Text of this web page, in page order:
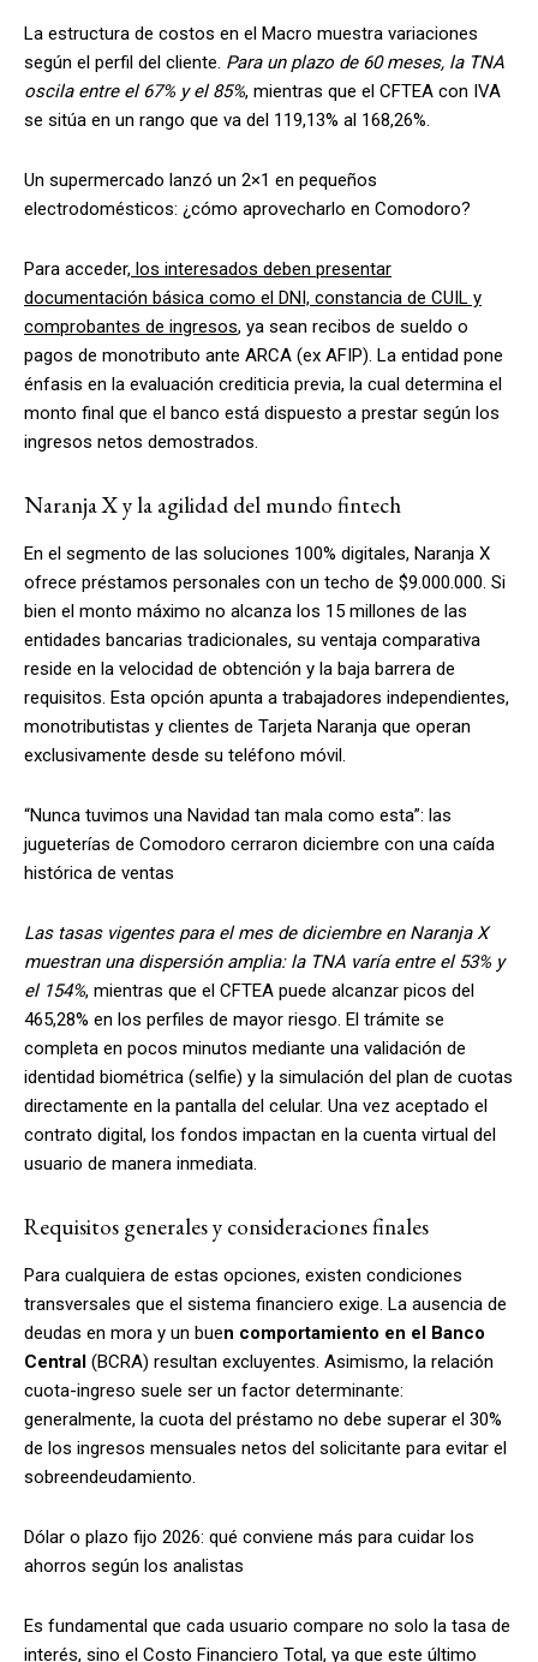
La estructura de costos en el Macro muestra variaciones
según el perfil del cliente. Para un plazo de 60 meses, la TNA
oscila entre el 67% y el 85%, mientras que el CFTEA con IVA
se sitúa en un rango que va del 119,13% al 168,26%.
Un supermercado lanzó un 2×1 en pequeños
electrodomésticos: ¿cómo aprovecharlo en Comodoro?
Para acceder, los interesados deben presentar
documentación básica como el DNI, constancia de CUIL y
comprobantes de ingresos, ya sean recibos de sueldo o
pagos de monotributo ante ARCA (ex AFIP). La entidad pone
énfasis en la evaluación crediticia previa, la cual determina el
monto final que el banco está dispuesto a prestar según los
ingresos netos demostrados.
Naranja X y la agilidad del mundo fintech
En el segmento de las soluciones 100% digitales, Naranja X
ofrece préstamos personales con un techo de $9.000.000. Si
bien el monto máximo no alcanza los 15 millones de las
entidades bancarias tradicionales, su ventaja comparativa
reside en la velocidad de obtención y la baja barrera de
requisitos. Esta opción apunta a trabajadores independientes,
monotributistas y clientes de Tarjeta Naranja que operan
exclusivamente desde su teléfono móvil.
“Nunca tuvimos una Navidad tan mala como esta”: las
jugueterías de Comodoro cerraron diciembre con una caída
histórica de ventas
Las tasas vigentes para el mes de diciembre en Naranja X
muestran una dispersión amplia: la TNA varía entre el 53% y
el 154%, mientras que el CFTEA puede alcanzar picos del
465,28% en los perfiles de mayor riesgo. El trámite se
completa en pocos minutos mediante una validación de
identidad biométrica (selfie) y la simulación del plan de cuotas
directamente en la pantalla del celular. Una vez aceptado el
contrato digital, los fondos impactan en la cuenta virtual del
usuario de manera inmediata.
Requisitos generales y consideraciones finales
Para cualquiera de estas opciones, existen condiciones
transversales que el sistema financiero exige. La ausencia de
deudas en mora y un buen comportamiento en el Banco
Central (BCRA) resultan excluyentes. Asimismo, la relación
cuota-ingreso suele ser un factor determinante:
generalmente, la cuota del préstamo no debe superar el 30%
de los ingresos mensuales netos del solicitante para evitar el
sobreendeudamiento.
Dólar o plazo fijo 2026: qué conviene más para cuidar los
ahorros según los analistas
Es fundamental que cada usuario compare no solo la tasa de
interés, sino el Costo Financiero Total, ya que este último